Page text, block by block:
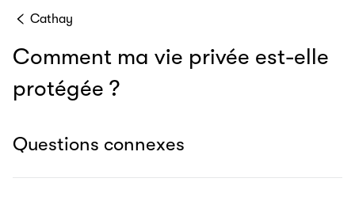
Cathay
Comment ma vie privée est-elle
protégée ?
Questions connexes